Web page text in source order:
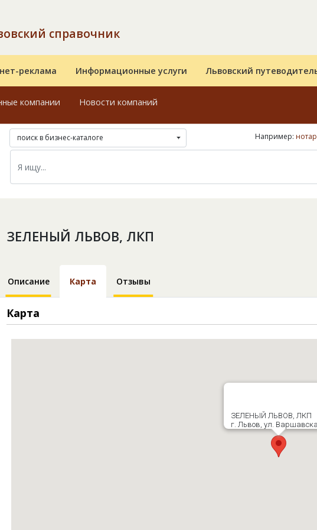
справочник
реклама Информационные услуги Львовский
компании Новости компаний
поиск в бизнес-каталоге Например:
ЗЕЛЕНЫЙ ЛЬВОВ, ЛКП
Описание Карта Отзывы
Карта
ЗЕЛЕНЫЙ ЛЬВОВ, ЛКП
г. Львов, ул.